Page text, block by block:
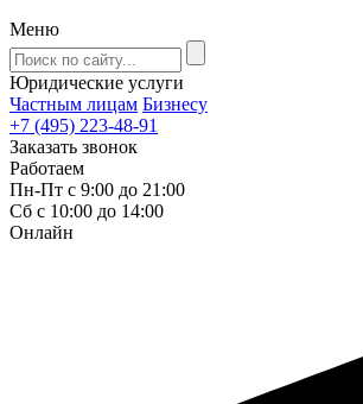
Меню
Юридические услуги
Частным лицам Бизнесу
+7 (495) 223-48-91
Заказать звонок
Работаем
Пн-Пт с 9:00 до 21:00
Сб с 10:00 до 14:00
Онлайн